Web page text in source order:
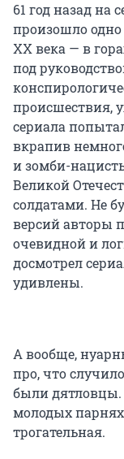
61 год назад на
произошло
ХХ века — в
под
происшествия,
сериала
вкрапив
и зомби-
Великой
солдатами. Не
версий авторы
очевидной и
досмотрел
удивлены.
А вообще,
про, что
были дятловцы.
молодых
трогательная.